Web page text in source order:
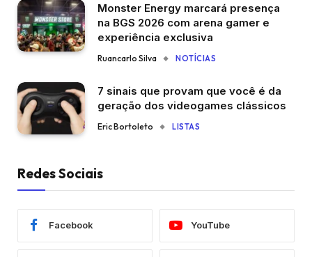
Monster Energy marcará presença
na BGS 2026 com arena gamer e
experiência exclusiva
Ruancarlo Silva NOTÍCIAS
7 sinais que provam que você é da
geração dos videogames clássicos
Eric Bortoleto LISTAS
Redes Sociais
Facebook YouTube